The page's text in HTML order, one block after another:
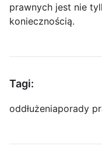
prawnych jest nie
koniecznością.
Tagi:
oddłużeniaporady